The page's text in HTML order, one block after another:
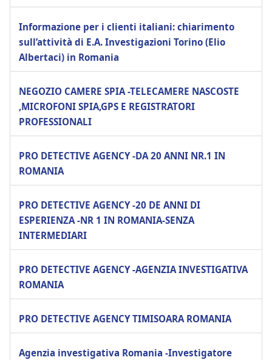
Informazione per i clienti italiani: chiarimento
sull’attività di E.A. Investigazioni Torino (Elio
Albertaci) in Romania
NEGOZIO CAMERE SPIA -TELECAMERE NASCOSTE
,MICROFONI SPIA,GPS E REGISTRATORI
PROFESSIONALI
PRO DETECTIVE AGENCY -DA 20 ANNI NR.1 IN
ROMANIA
PRO DETECTIVE AGENCY -20 DE ANNI DI
ESPERIENZA -NR 1 IN ROMANIA-SENZA
INTERMEDIARI
PRO DETECTIVE AGENCY -AGENZIA INVESTIGATIVA
ROMANIA
PRO DETECTIVE AGENCY TIMISOARA ROMANIA
Agenzia investigativa Romania -Investigatore